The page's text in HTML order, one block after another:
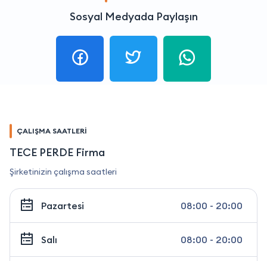
Sosyal Medyada Paylaşın
ÇALIŞMA SAATLERİ
TECE PERDE Firma
Şirketinizin çalışma saatleri
Pazartesi 08:00 - 20:00
Salı 08:00 - 20:00